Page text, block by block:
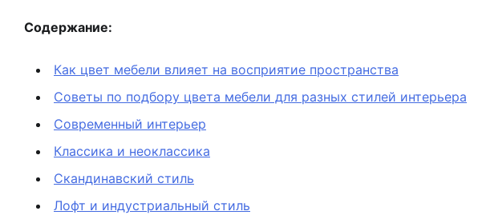
Содержание:
Как цвет мебели влияет на восприятие пространства
Советы по подбору цвета мебели для разных стилей интерьера
Современный интерьер
Классика и неоклассика
Скандинавский стиль
Лофт и индустриальный стиль